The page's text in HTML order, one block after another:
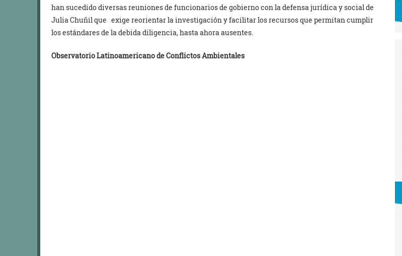
han sucedido diversas reuniones de funcionarios de gobierno con la defensa jurídica y social de
Julia Chuñil que exige reorientar la investigación y facilitar los recursos que permitan cumplir
los estándares de la debida diligencia, hasta ahora ausentes.
Observatorio Latinoamericano de Conflictos Ambientales